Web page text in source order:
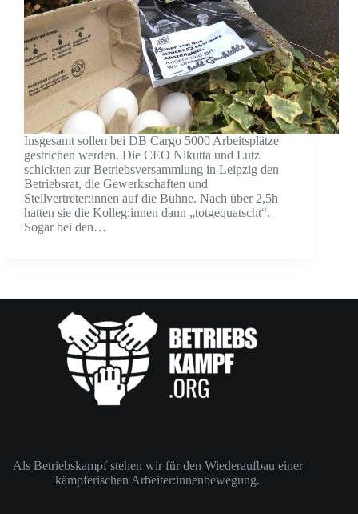
Insgesamt sollen bei DB Cargo 5000 Arbeitsplätze
gestrichen werden. Die CEO Nikutta und Lutz
schickten zur Betriebsversammlung in Leipzig den
Betriebsrat, die Gewerkschaften und
Stellvertreter:innen auf die Bühne. Nach über 2,5h
hatten sie die Kolleg:innen dann „totgequatscht“.
Sogar bei den…
Als Betriebskampf stehen wir für den Wiederaufbau einer
kämpferischen Arbeiter:innenbewegung.